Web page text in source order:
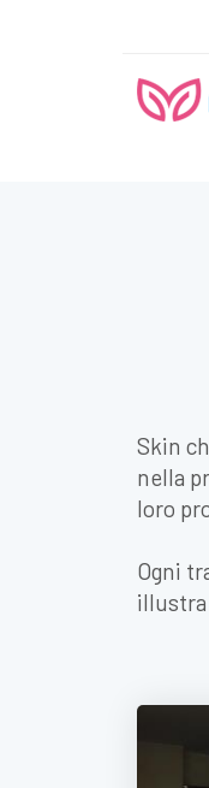
Skin
nella
loro
Ogni
illustra